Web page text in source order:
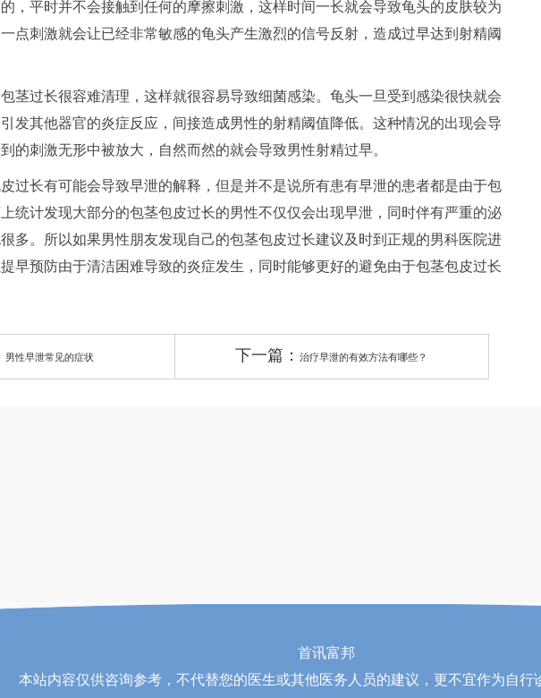
，平时并不会接触到任何的摩擦刺激，这样时间一长就会导致龟头的皮肤较为
点刺激就会让已经非常敏感的龟头产生激烈的信号反射，造成过早达到射精阈
茎过长很容难清理，这样就很容易导致细菌感染。龟头一旦受到感染很快就会
发其他器官的炎症反应，间接造成男性的射精阈值降低。这种情况的出现会导
的刺激无形中被放大，自然而然的就会导致男性射精过早。
过长有可能会导致早泄的解释，但是并不是说所有患有早泄的患者都是由于包
统计发现大部分的包茎包皮过长的男性不仅仅会出现早泄，同时伴有严重的泌
多。所以如果男性朋友发现自己的包茎包皮过长建议及时到正规的男科医院进
早预防由于清洁困难导致的炎症发生，同时能够更好的避免由于包茎包皮过长
男性早泄常见的症状 下一篇： 治疗早泄的有效方法有哪些？
首讯富邦
本站内容仅供咨询参考，不代替您的医生或其他医务人员的建议，更不宜作为自行